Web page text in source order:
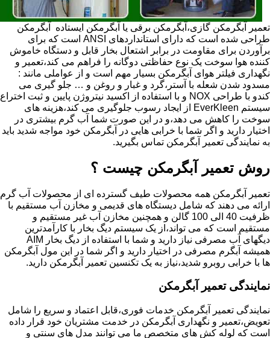
تعمیر آبگرمکن گازی،آبگرمکن برقی یا آبگرمکن ایستاده ​ آبگرمکن
طراحی شده است که دارای استانداردهای ANSI است که برای
برآوردن برای مقاومت در برابر اشتعال بخار قابل و دستگاه خاموش
کننده هوا سوخت یک نوع حفاظتی دوگانه را فراهم می کند،تعمیر و
نگهداری فیلتر هوای آبگرمکن بسیار مهم است و از عواملی مانند :
مسدود شدن شعله با آستر،گرد و غبار و روغن و … جلو گیری می
کندو با طراحی NOX و با استفاده از اکسید نیتروژن پایین و ثبت اختراع
سیستم EverKleen از ایجاد رسوب جلوگیری می کند،هزینه های
سوخت را کاهش می دهد،و در این صورت شما آب گرم بیشتری در
اختیار دارید و اگر شما با خرابی هایی در آبگرمکن خود مواجه شدید باید
به نمایندگی تعمیر آبگرمکن تماس بگیرید.
روش تعمیر آبگرمکن چیست ؟
تعمیر آبگرمکن همه محصولات طیف گسترده ای از محصولات آب گرم
ارائه می دهند که شامل دیستگاه های قدیمی و مخازن آب مستقیم با
ظرفیت 40 الی 100 گالن و همچنین مخازن آب غیر مستقیم و
مستقیم است که می تواند،از یک سیستم دیگ بخار با کارآمدترین
دیگهای آب مصرفی نیاز دارید و شما با استفاده از دیگ بخار AIM
همیشه آبگرم مصرفی در اختیار دارید و اگر شما در این مول آبگرمکن
ها با خرابی روبرو شدید،نیاز به یک تکنسین تعمیر آبگرمکن دارید.
نمایندگی تعمیر آبگرمکن
نمایندگی تعمیر آبگرمکن خدمات فوری،قابل اعتماد و سریع را شامل
تعویض،تعمیر و نگهداری آبگرمکن در خدمت مشتریان خود قرار داده
است که لوله کش های متخصص ما می توانند مدل های سنتی و